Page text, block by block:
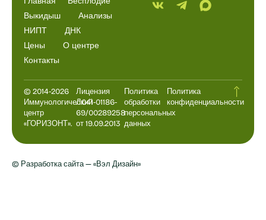
Выкидыш
Анализы
НИПТ
ДНК
Цены
О центре
Контакты
© 2014-2026
Иммунологический
центр
«ГОРИЗОНТ».
Лицензия
Л041-01186-
69/00289258
от 19.09.2013
Политика
обработки
персональных
данных
Политика
конфиденциальности
© Разработка сайта — «Вэл Дизайн»